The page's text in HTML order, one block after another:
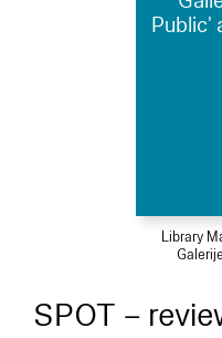
Public'
Library
SPOT –